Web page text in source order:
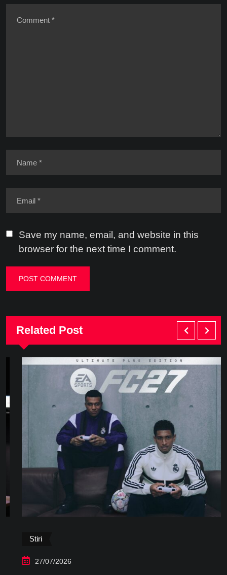
Save my name, email, and website in this
browser for the next time I comment.
Related Post
27/07/2026